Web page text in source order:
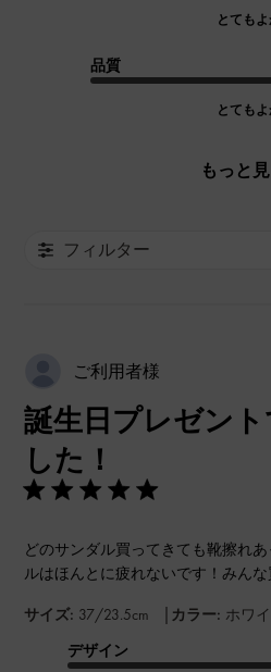
とても
品質
とても
もっと
フィルター
ご利用者様
誕生日プレゼン
した！
どのサンダル買ってきても靴擦れ
ルはほんとに疲れないです！みんな
サイズ: 37/23.5cm | カラー: ホワ
デザイン